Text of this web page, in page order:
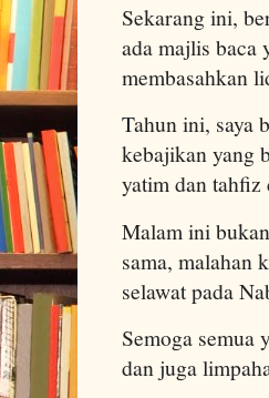
Sekarang ini,
ada majlis baca
membasahkan
Tahun ini, saya
kebajikan yang
yatim dan
Malam ini
sama, malahan
selawat pada
Semoga semua
dan juga